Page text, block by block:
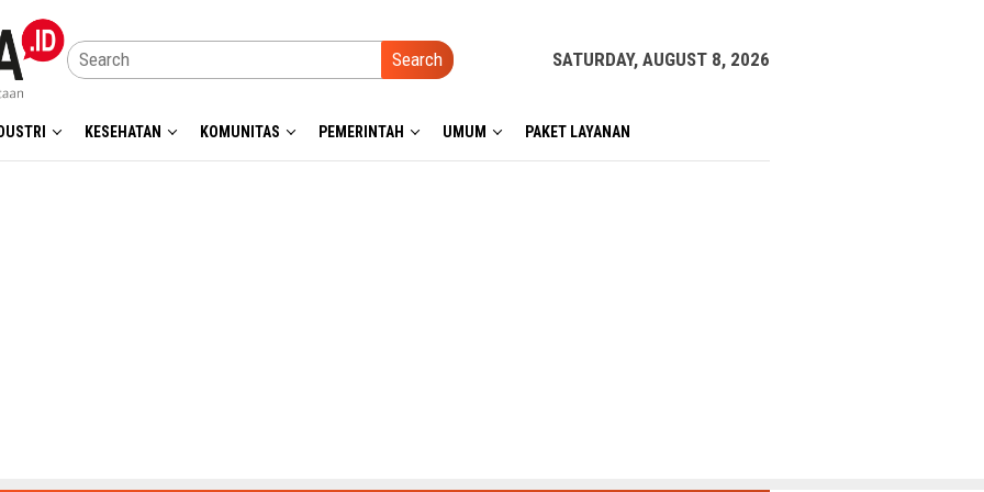
Search SATURDAY, AUGUST 8, 2026
KESEHATAN KOMUNITAS PEMERINTAH UMUM PAKET LAYANAN